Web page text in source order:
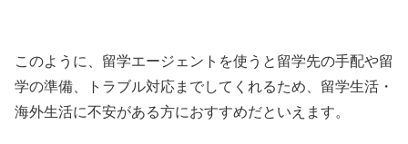
このように、留学エージェントを使うと留学先の手配や留
学の準備、トラブル対応までしてくれるため、留学生活・
海外生活に不安がある方におすすめだといえます。